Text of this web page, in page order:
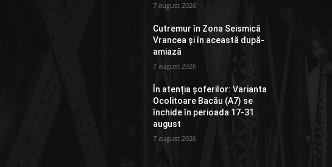
7 august 2026
Cutremur în Zona Seismică
Vrancea și în această după-
amiază
7 august 2026
În atenția șoferilor: Varianta
Ocolitoare Bacău (A7) se
închide în perioada 17-31
august
7 august 2026